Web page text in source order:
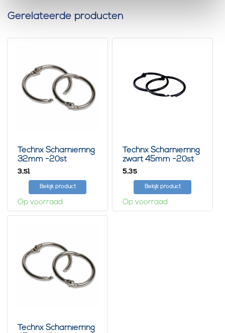
Gerelateerde producten
Technx Scharnierring
32mm -20st
3,51
Bekijk product
Op voorraad
Technx Scharnierring
zwart 45mm -20st
5,35
Bekijk product
Op voorraad
Technx Scharnierring